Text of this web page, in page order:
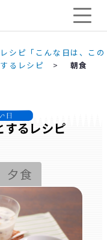
シピ「こんな日は、この
るレシピ > 朝食
夕食